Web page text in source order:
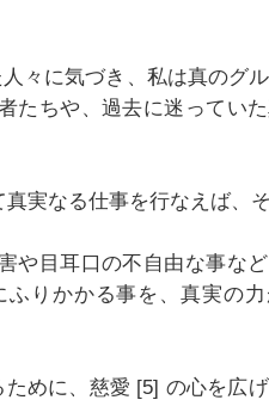
々に気づき、私は真のグ
たちや、過去に迷ってい
実なる仕事を行なえば、
や目耳口の不自由な事な
りかかる事を、真実の力
めに、慈愛 [5] の心を広